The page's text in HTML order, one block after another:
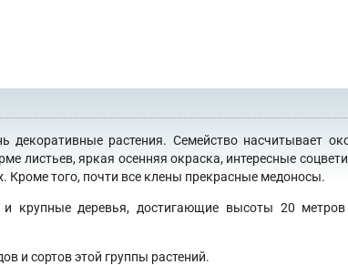
растения. Семейство насчитывает
листьев, яркая осенняя окраска, интересные
Кроме того, почти все клены прекрасные медоносы.
крупные деревья, достигающие высоты 20
и сортов этой группы растений.